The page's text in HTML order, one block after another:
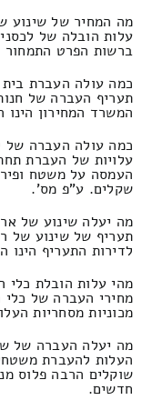
מה המחיר של שינוע
עלות הובלה של
ברשות הפרט התמחור הינו
כמה עולה העברת
תעריף העברה של
המשרד המחירון הינו החל ב530
כמה עולה העברה של
עלויות של העברת
שקלים. ע"פ מס'.
מה יעלה שינוע של
תעריף של שינוע של
לדירות התעריף הינו החל
מהי עלות הובלת כלי
מחירי העברה של
מכוניות מסחריות העלות זהו 440 ולא יותר
מה יעלה העברה של
העלות להעברת
חדשים.